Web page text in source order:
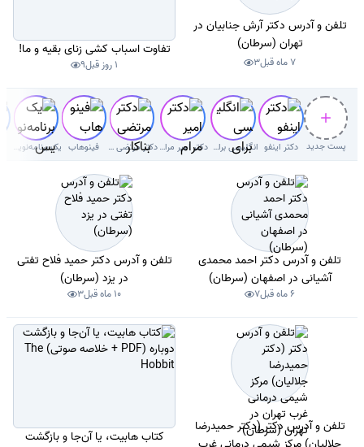
تلفن و آدرس دکتر آرش جنابیان در
تهران (سرطان)
7 ماه قبل 3
تفاوت اسباب کشی زنای بقیه و ما!
1 روز قبل 9
پست جدید دکتر اینفو انگلیسی برای کودکان دکتر امیر مرام قرطاول دکتر مرتضی بناکار فینوهاب یک برنامه‌نویس
تلفن و آدرس دکتر احمد محمدی
آشیانی در اصفهان (سرطان)
6 ماه قبل 7
تلفن و آدرس دکتر حمید فلاح تفتی
در یزد (سرطان)
10 ماه قبل 3
تلفن و آدرس دکتر (دکتر حمیدرضا
کتاب هابیت، یا آن‌جا و بازگشت